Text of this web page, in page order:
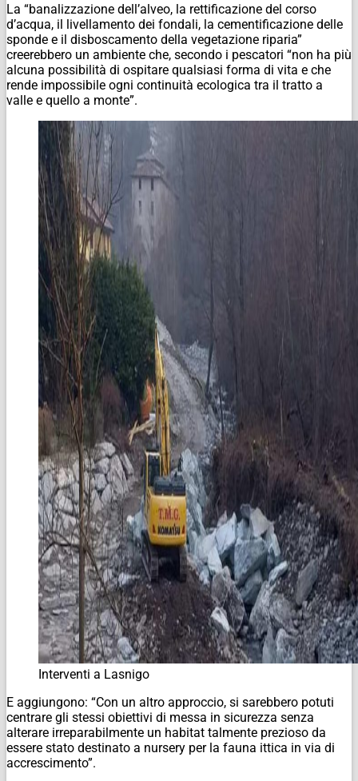
La “banalizzazione dell’alveo, la rettificazione del corso
d’acqua, il livellamento dei fondali, la cementificazione delle
sponde e il disboscamento della vegetazione riparia”
creerebbero un ambiente che, secondo i pescatori “non ha più
alcuna possibilità di ospitare qualsiasi forma di vita e che
rende impossibile ogni continuità ecologica tra il tratto a
valle e quello a monte”.
Interventi a Lasnigo
E aggiungono: “Con un altro approccio, si sarebbero potuti
centrare gli stessi obiettivi di messa in sicurezza senza
alterare irreparabilmente un habitat talmente prezioso da
essere stato destinato a nursery per la fauna ittica in via di
accrescimento”.